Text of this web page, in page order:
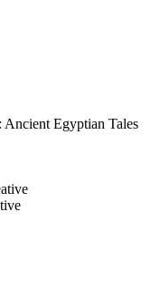
Ancient Egyptian Tales